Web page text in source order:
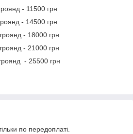
- 11500 грн
- 14500 грн
- 18000 грн
- 21000 грн
- 25500 грн
по передоплаті.